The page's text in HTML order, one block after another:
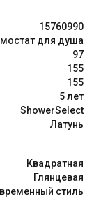
15760990
для душа
97
155
155
5 лет
ShowerSelect
Латунь
Квадратная
Глянцевая
стиль